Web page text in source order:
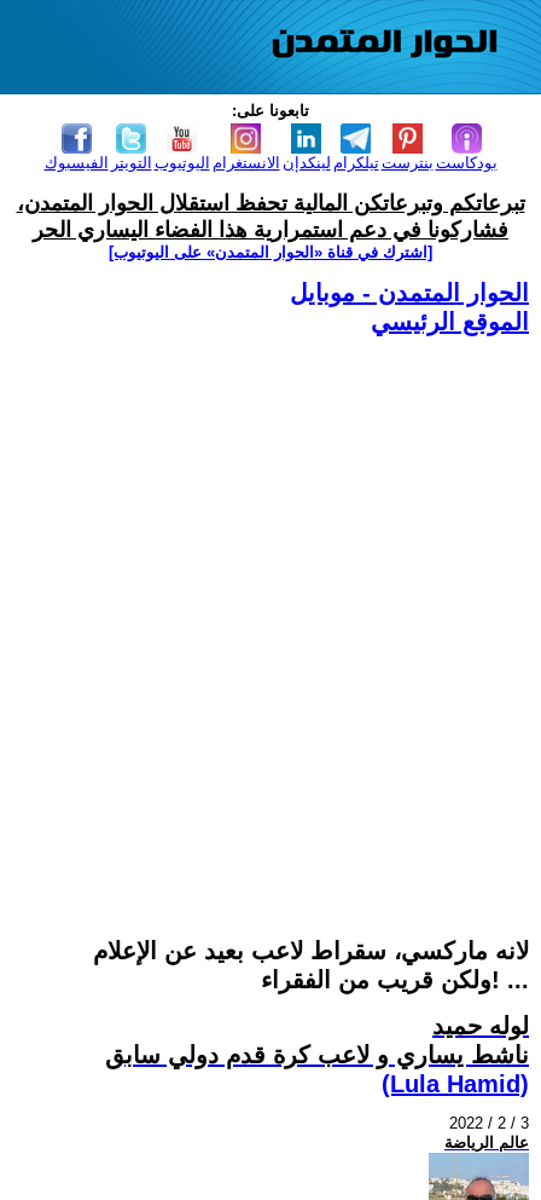
تابعونا على:
الفيسبوك التويتر اليوتيوب الانستغرام لينكدإن تيلكرامبنترست بودكاست
تبرعاتكم وتبرعاتكن المالية تحفظ استقلال الحوار المتمدن،
فشاركونا في دعم استمرارية هذا الفضاء اليساري الحر
[اشترك في قناة ‫«الحوار المتمدن» على اليوتيوب]
الحوار المتمدن - موبايل
الموقع الرئيسي
لانه ماركسي، سقراط لاعب بعيد عن الإعلام
ولكن قريب من الفقراء! ...
لوله حميد
ناشط يساري و لاعب كرة قدم دولي سابق
(Lula Hamid)
2022 / 2 / 3
عالم الرياضة